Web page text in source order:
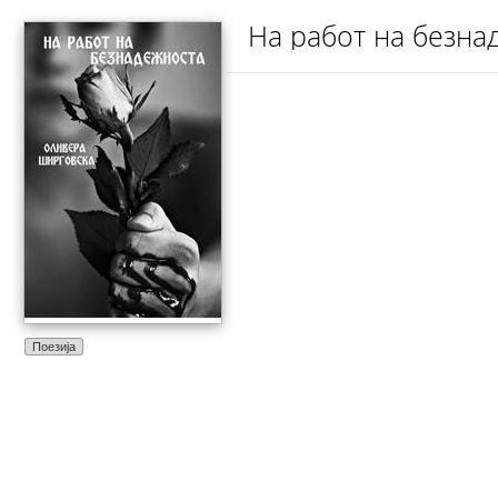
Поезија
На работ на